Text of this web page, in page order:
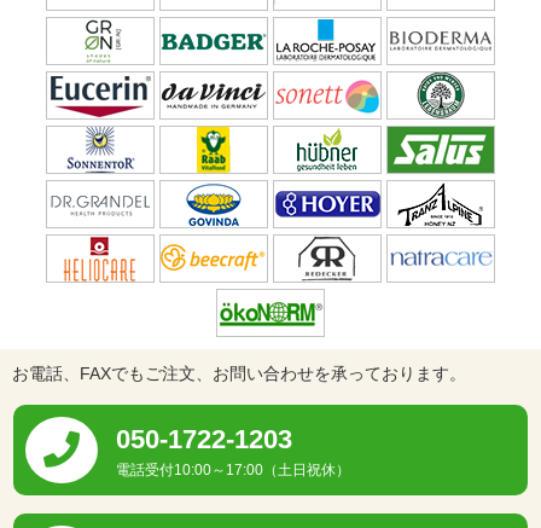
お電話、FAXでもご注文、お問い合わせを承っております。
050-1722-1203
電話受付10:00～17:00（土日祝休）